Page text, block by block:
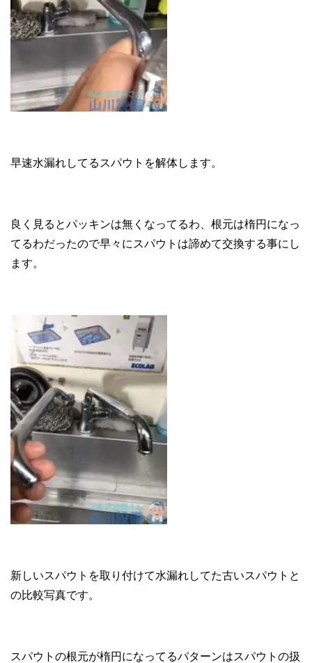
早速水漏れしてるスパウトを解体します。
良く見るとパッキンは無くなってるわ、根元は楕円になっ
てるわだったので早々にスパウトは諦めて交換する事にし
ます。
新しいスパウトを取り付けて水漏れしてた古いスパウトと
の比較写真です。
スパウトの根元が楕円になってるパターンはスパウトの扱